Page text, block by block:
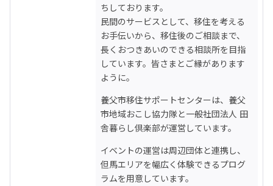
ちしております。
民間のサービスとして、移住を考える
お手伝いから、移住後のご相談まで、
長くおつきあいのできる相談所を目指
しています。皆さまとご縁があります
ように。
養父市移住サポートセンターは、養父
市地域おこし協力隊と一般社団法人 田
舎暮らし倶楽部が運営しています。
イベントの運営は周辺団体と連携し、
但馬エリアを幅広く体験できるプログ
ラムを用意しています。